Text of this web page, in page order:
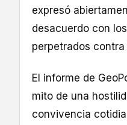
expresó
desacuerdo con
perpetrados
El informe de
mito de una
convivencia